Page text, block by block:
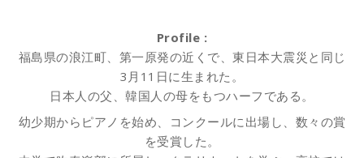
Profile :
福島県の浪江町、第一原発の近くで、東日本大震災と同じ
3月11日に生まれた。
日本人の父、韓国人の母をもつハーフである。
幼少期からピアノを始め、コンクールに出場し、数々の賞
を受賞した。